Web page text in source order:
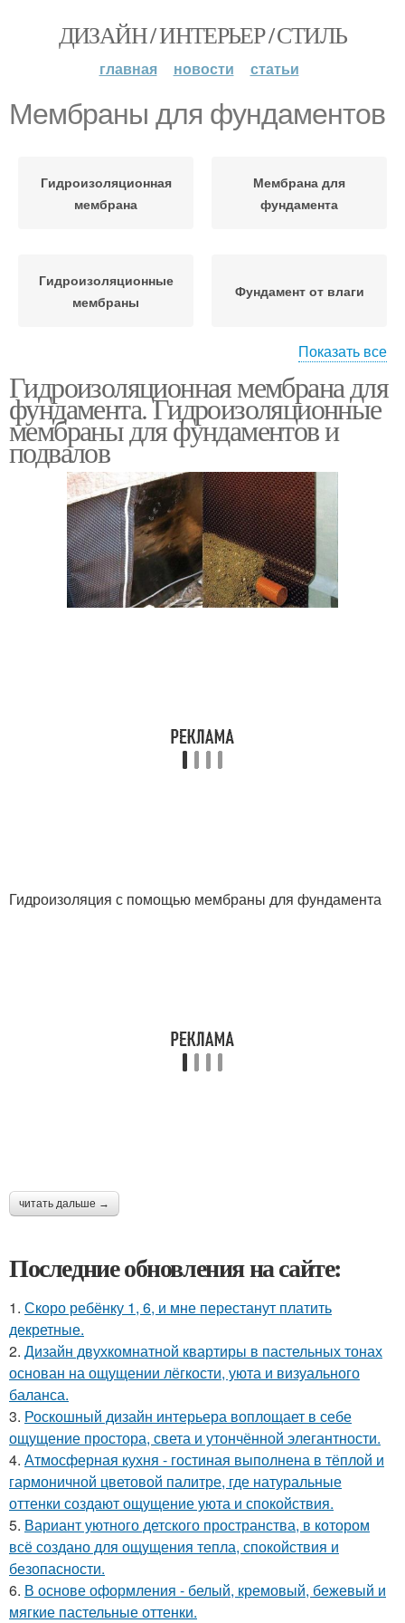
ДИЗАЙН / ИНТЕРЬЕР / СТИЛЬ
главная новости статьи
Мембраны для фундаментов
Гидроизоляционная
мембрана
Мембрана для
фундамента
Гидроизоляционные
мембраны
Фундамент от влаги
Мембрана под бетон
Показать все
Гидроизоляционная мембрана для
фундамента. Гидроизоляционные
мембраны для фундаментов и
подвалов
Гидроизоляция с помощью мембраны для фундамента
читать дальше →
Последние обновления на сайте:
1. Скоро ребёнку 1, 6, и мне перестанут платить
декретные.
2. Дизайн двухкомнатной квартиры в пастельных тонах
основан на ощущении лёгкости, уюта и визуального
баланса.
3. Роскошный дизайн интерьера воплощает в себе
ощущение простора, света и утончённой элегантности.
4. Атмосферная кухня - гостиная выполнена в тёплой и
гармоничной цветовой палитре, где натуральные
оттенки создают ощущение уюта и спокойствия.
5. Вариант уютного детского пространства, в котором
всё создано для ощущения тепла, спокойствия и
безопасности.
6. В основе оформления - белый, кремовый, бежевый и
мягкие пастельные оттенки.